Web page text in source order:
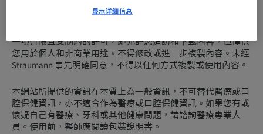
本網站的所有內容和本網站上使用的軟體由 Institut Straumann
AG 及其附屬公司（下稱「Straumann」）或其供應商擁有或控
一項有限且受制約的許可，即允許您造訪和下載內容，但僅供
您用於個人和非商業用途。不得修改或進一步複製內容。未經
Straumann 事先明確同意，不得以任何方式複製或使用內容。
本網站所提供的資訊在本質上為一般資訊，不可替代醫療或口
腔保健資訊，亦不適合作為醫療或口腔保健資訊。如果您有或
懷疑自己有醫療、牙科或其他健康問題，請諮詢醫療專業人
員。使用前，醫師應閱讀包裝說明書。
显示详细信息